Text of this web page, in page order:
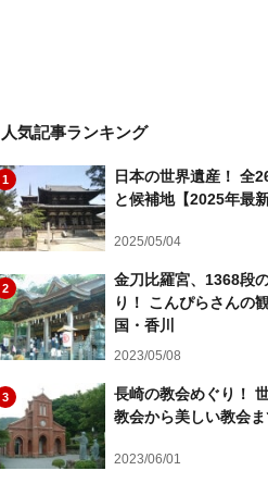
人気記事ランキング
1
日本の世界遺産！ 全
と候補地【2025年最新
2025/05/04
2
金刀比羅宮、1368段
り！ こんぴらさんの
国・香川
2023/05/08
3
長崎の教会めぐり！
教会から美しい教会
2023/06/01